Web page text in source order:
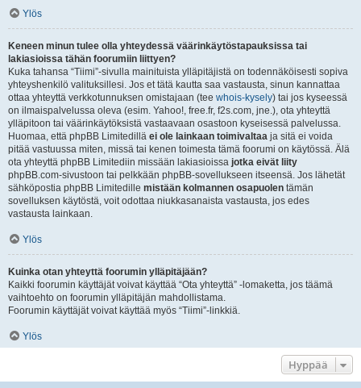
Ylös
Keneen minun tulee olla yhteydessä väärinkäytöstapauksissa tai
lakiasioissa tähän foorumiin liittyen?
Kuka tahansa “Tiimi”-sivulla mainituista ylläpitäjistä on todennäköisesti sopiva
yhteyshenkilö valituksillesi. Jos et tätä kautta saa vastausta, sinun kannattaa
ottaa yhteyttä verkkotunnuksen omistajaan (tee whois-kysely) tai jos kyseessä
on ilmaispalvelussa oleva (esim. Yahoo!, free.fr, f2s.com, jne.), ota yhteyttä
ylläpitoon tai väärinkäytöksistä vastaavaan osastoon kyseisessä palvelussa.
Huomaa, että phpBB Limitedillä ei ole lainkaan toimivaltaa ja sitä ei voida
pitää vastuussa miten, missä tai kenen toimesta tämä foorumi on käytössä. Älä
ota yhteyttä phpBB Limitediin missään lakiasioissa jotka eivät liity
phpBB.com-sivustoon tai pelkkään phpBB-sovellukseen itseensä. Jos lähetät
sähköpostia phpBB Limitedille mistään kolmannen osapuolen tämän
sovelluksen käytöstä, voit odottaa niukkasanaista vastausta, jos edes
vastausta lainkaan.
Ylös
Kuinka otan yhteyttä foorumin ylläpitäjään?
Kaikki foorumin käyttäjät voivat käyttää “Ota yhteyttä” -lomaketta, jos täämä
vaihtoehto on foorumin ylläpitäjän mahdollistama.
Foorumin käyttäjät voivat käyttää myös “Tiimi”-linkkiä.
Ylös
Hyppää